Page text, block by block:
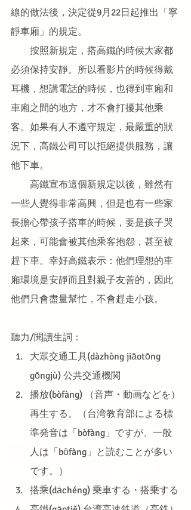
線的做法後，決定從9月22日起推出「寧
靜車廂」的規定。
按照新規定，搭高鐵的時候大家都
必須保持安靜。所以看影片的時候得戴
耳機，想講電話的時候，也得到車廂和
車廂之間的地方，才不會打擾其他乘
客。如果有人不遵守規定，最嚴重的狀
況下，高鐵公司可以拒絕提供服務，讓
他下車。
高鐵宣布這個新規定以後，雖然有
一些人覺得非常高興，但是也有一些家
長擔心帶孩子搭車的時候，要是孩子哭
起來，可能會被其他乘客抱怨，甚至被
趕下車。幸好高鐵表示：他們理想的車
廂環境是安靜而且對親子友善的，因此
他們只會盡量幫忙，不會趕走小孩。
聽力/閱讀生詞：
大眾交通工具(dàzhòng jiāotōng
gōngjù) 公共交通機関
播放(bòfàng) （音声・動画などを）
再生する。（台湾教育部による標
準発音は「bòfàng」ですが、一般
人は「bōfàng」と読むことが多い
です。）
搭乘(dāchéng) 乗車する・搭乗する